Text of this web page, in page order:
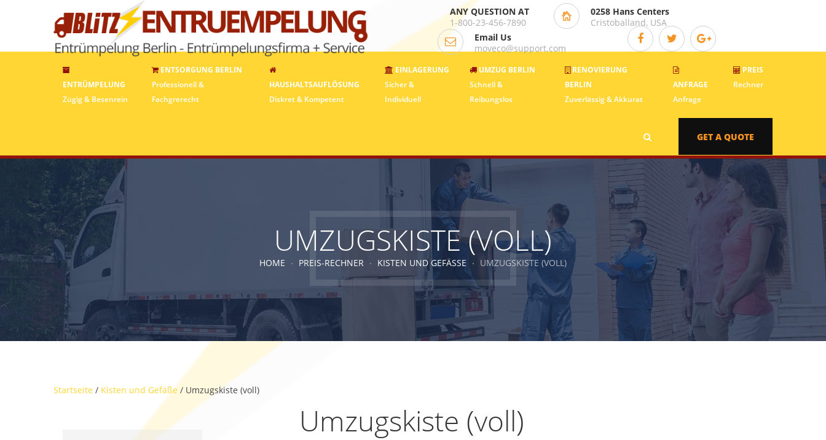
ANY QUESTION AT
1-800-23-456-7890
0258 Hans Centers
Cristoballand, USA
Email Us
moveco@support.com
ENTRÜMPELUNG
Zügig & Besenrein
ENTSORGUNG BERLIN
Professionell &
Fachgrerecht
HAUSHALTSAUFLÖSUNG
Diskret & Kompetent
EINLAGERUNG
Sicher &
Individuell
UMZUG BERLIN
Schnell &
Reibungslos
RENOVIERUNG
BERLIN
Zuverlässig & Akkurat
ANFRAGE
Anfrage
PREIS
Rechner
GET A QUOTE
UMZUGSKISTE (VOLL)
HOME PREIS-RECHNER KISTEN UND GEFÄSSE UMZUGSKISTE (VOLL)
Startseite / Kisten und Gefäße / Umzugskiste (voll)
Umzugskiste (voll)